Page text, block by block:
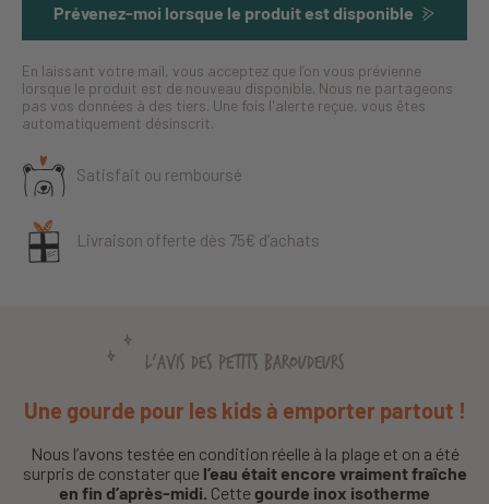
Prévenez-moi lorsque le produit est disponible
En laissant votre mail, vous acceptez que l’on vous prévienne
lorsque le produit est de nouveau disponible. Nous ne partageons
pas vos données à des tiers. Une fois l'alerte reçue, vous êtes
automatiquement désinscrit.
Satisfait ou remboursé
Livraison offerte dès 75€ d’achats
L'AVIS DES PETITS BAROUDEURS
Une gourde pour les kids à emporter partout !
Nous l’avons testée en condition réelle à la plage et on a été
surpris de constater que l’eau était encore vraiment fraîche
en fin d’après-midi. Cettegourde inox isotherme